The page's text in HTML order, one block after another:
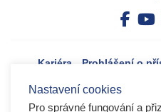
Kariéra Prohlášení o
Tvorba webového portálu
Nastavení cookies
Pro správné fungování a